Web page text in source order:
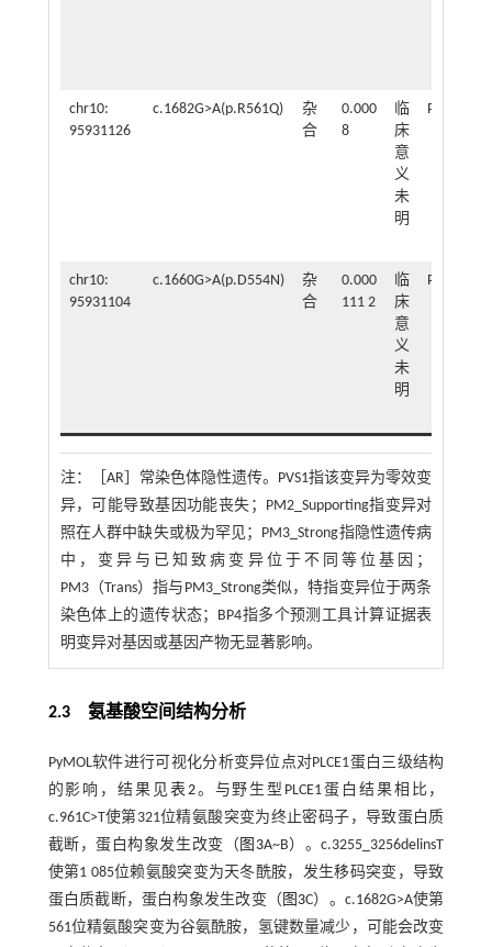
chr10:
95931126
c.1682G>A(p.R561Q)
杂
合
0.000
8
临
床
意
义
未
明
chr10:
95931104
c.1660G>A(p.D554N)
杂
合
0.000
111 2
临
床
意
义
未
明
注：
［AR］常染色体隐性遗传。PVS1指该变异为零效变
异，可能导致基因功能丧失；PM2_Supporting指变异对
照在人群中缺失或极为罕见；PM3_Strong指隐性遗传病
中，变异与已知致病变异位于不同等位基因；
PM3（Trans）指与PM3_Strong类似，特指变异位于两条
染色体上的遗传状态；BP4指多个预测工具计算证据表
明变异对基因或基因产物无显著影响。
2.3 氨基酸空间结构分析
PyMOL软件进行可视化分析变异位点对PLCE1蛋白三级结构
的影响，结果见表2。与野生型PLCE1蛋白结果相比，
c.961C>T使第321位精氨酸突变为终止密码子，导致蛋白质
截断，蛋白构象发生改变（ 图3A~B）。c.3255_3256delinsT
使第1 085位赖氨酸突变为天冬酰胺，发生移码突变，导致
蛋白质截断，蛋白构象发生改变（ 图3C）。c.1682G>A使第
561位精氨酸突变为谷氨酰胺，氢键数量减少，可能会改变